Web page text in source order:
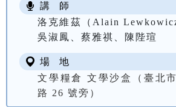
講 師
洛克維茲（Alain
吳淑鳳、蔡雅祺、陳陛瑄
場 地
文學糧倉 文學沙盒（臺北
路 26 號旁）